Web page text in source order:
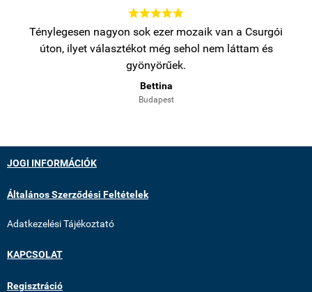

Ténylegesen nagyon sok ezer mozaik van a Csurgói
úton, ilyet választékot még sehol nem láttam és
gyönyörűek.
Bettina
Budapest
JOGI INFORMÁCIÓK
Általános Szerződési Feltételek
Adatkezelési Tájékoztató
KAPCSOLAT
Regisztráció